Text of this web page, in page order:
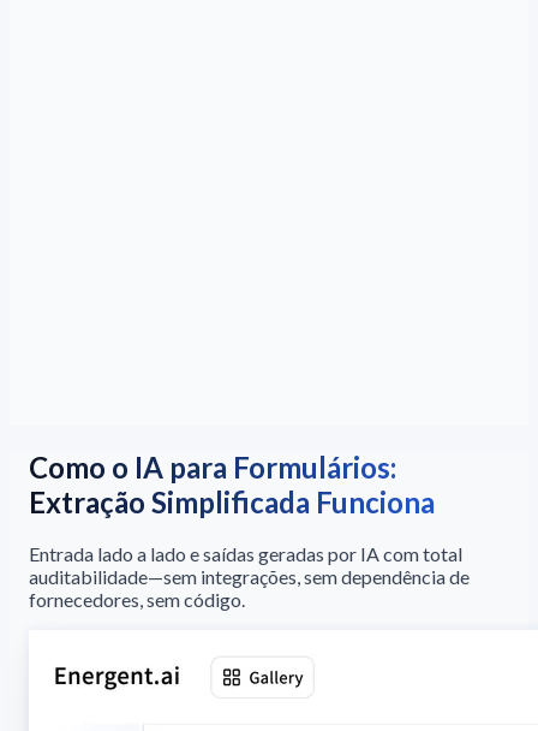
Como o IA para Formulários:
Extração Simplificada Funciona
Entrada lado a lado e saídas geradas por IA com total
auditabilidade—sem integrações, sem dependência de
fornecedores, sem código.